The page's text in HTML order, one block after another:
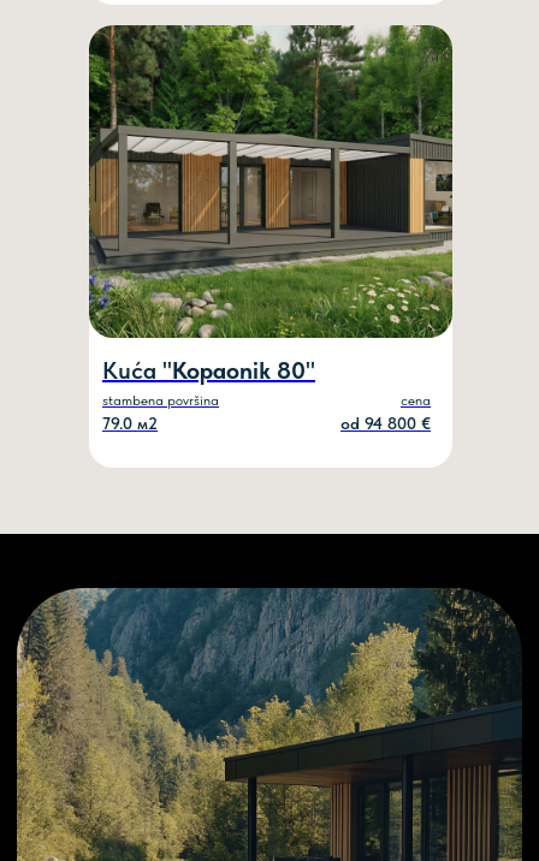
Kuća "Kopaonik 80"
stambena površina
79.0 м2
cena
od 94 800 €
Politika privatnosti